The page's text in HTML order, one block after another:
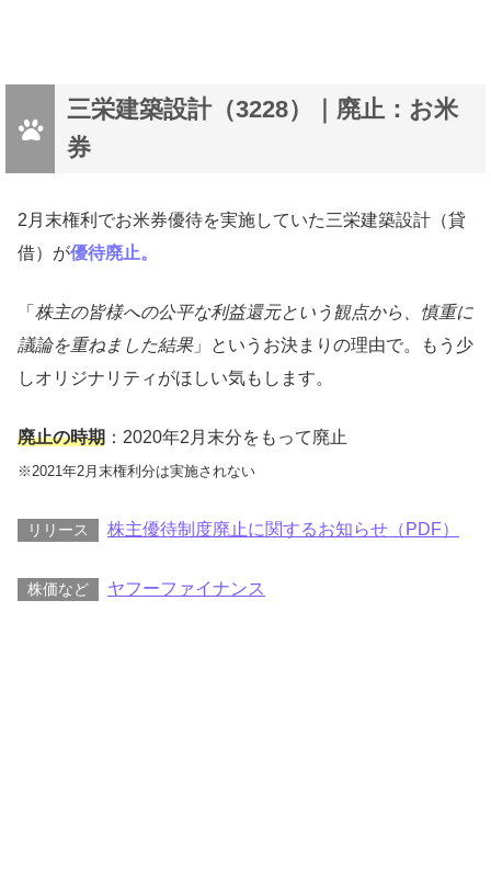
三栄建築設計（3228）｜廃止：お米
券
2月末権利でお米券優待を実施していた三栄建築設計（貸
借）が優待廃止。
「 株主の皆様への公平な利益還元という観点から、慎重に
議論を重ねました結果」というお決まりの理由で。もう少
しオリジナリティがほしい気もします。
廃止の時期 ：2020年2月末分をもって廃止
※2021年2月末権利分は実施されない
リリース 株主優待制度廃止に関するお知らせ（PDF）
株価など ヤフーファイナンス